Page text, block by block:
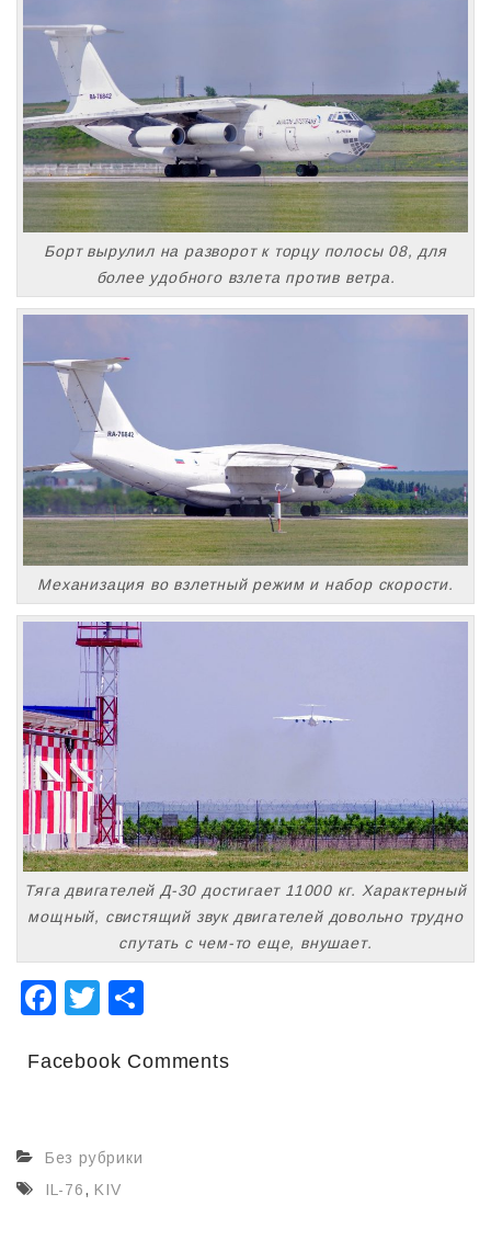
Борт вырулил на разворот к торцу полосы 08, для
более удобного взлета против ветра.
Механизация во взлетный режим и набор скорости.
Тяга двигателей Д-30 достигает 11000 кг. Характерный
мощный, свистящий звук двигателей довольно трудно
спутать с чем-то еще, внушает.
F
c
o
o
T
tt п
Facebook Comments
Без рубрики
IL-76,KIV